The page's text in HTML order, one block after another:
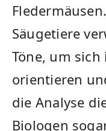
Säugetiere
Töne, ‌um
orientieren
‌die Analyse
Biologen